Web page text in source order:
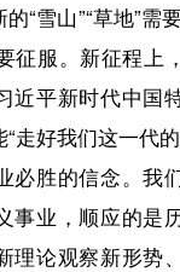
“雪山”“草地”需
征服。新征程上
近平新时代中国
走好我们这一代的
胜的信念。我
事业，顺应的是
理论观察新形势